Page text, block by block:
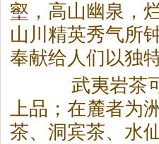
壑，高山幽泉，
山川精英秀气所
奉献给人们以独
武夷岩茶
上品；在麓者为
茶、洞宾茶、水